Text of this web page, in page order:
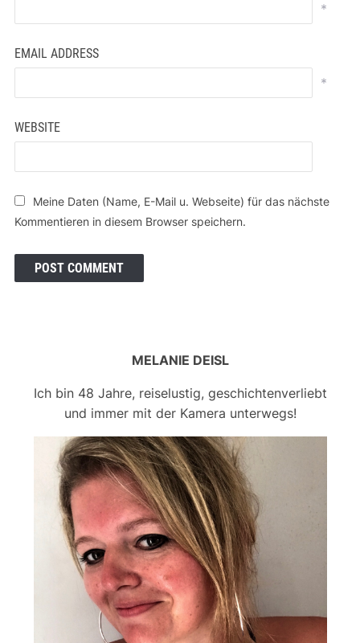
*
EMAIL ADDRESS
*
WEBSITE
Meine Daten (Name, E-Mail u. Webseite) für das nächste
Kommentieren in diesem Browser speichern.
MELANIE DEISL
Ich bin 48 Jahre, reiselustig, geschichtenverliebt
und immer mit der Kamera unterwegs!